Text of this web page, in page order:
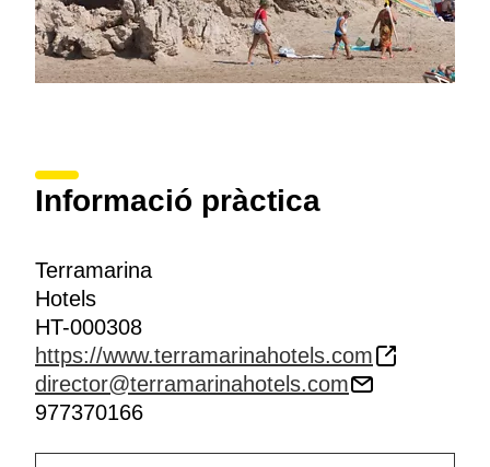
Informació pràctica
Terramarina
Hotels
HT-000308
https://www.terramarinahotels.com
director@terramarinahotels.com
977370166